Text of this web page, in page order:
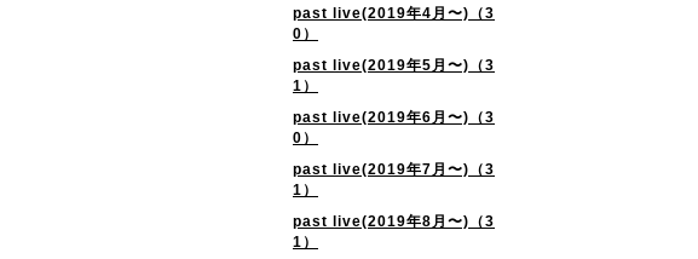
past live(2019年4月〜)（3
0）
past live(2019年5月〜)（3
1）
past live(2019年6月〜)（3
0）
past live(2019年7月〜)（3
1）
past live(2019年8月〜)（3
1）